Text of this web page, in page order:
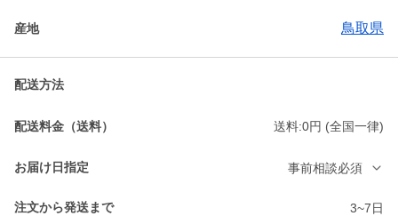
産地 鳥取県
配送方法
配送料金（送料） 送料:0円 (全国一律)
お届け日指定 事前相談必須
注文から発送まで 3~7日